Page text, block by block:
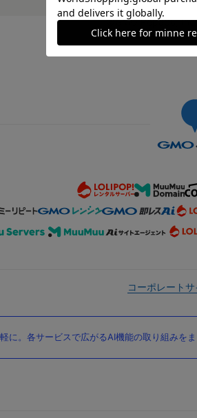
©GMO Pepabo,
コーポレートサ
に。各サービスで広がるAI機能の取り組みをま